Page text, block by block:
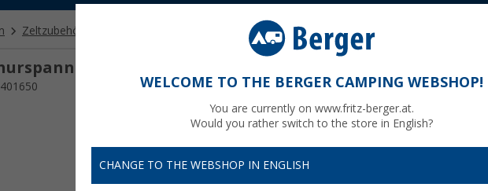
Zeltzubehör Berger 3-Loch Schnurspanner Aluminium, 10er-
Aluminium, 10er-Set
WELCOME TO THE BERGER CAMPING WEBSHOP!
You are currently on www.fritz-berger.at.
Would you rather switch to the store in English?
CHANGE TO THE WEBSHOP IN ENGLISH